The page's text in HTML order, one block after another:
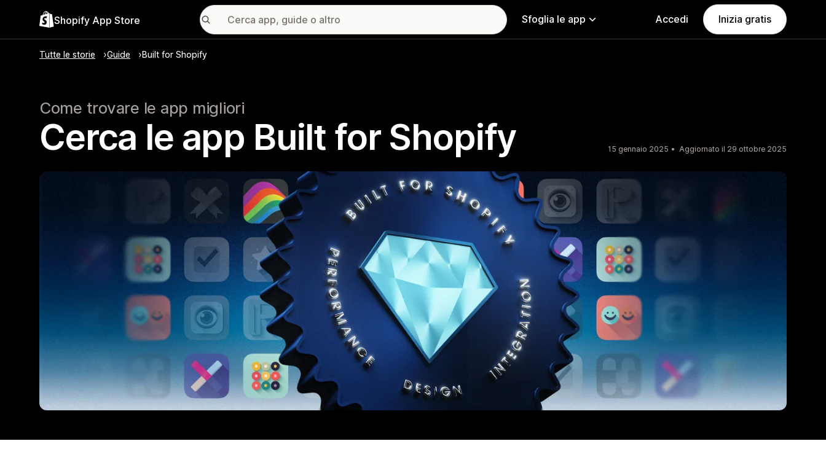
Shopify App Store Sfoglia le app Accedi Inizia gratis
Tutte le storie Guide Built for Shopify
Come trovare le app migliori
Cerca le app Built for Shopify 15 gennaio 2025 Aggiornato il 29 ottobre 2025